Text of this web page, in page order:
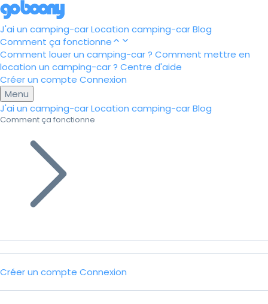
J'ai un camping-carLocation camping-carBlog
Comment ça fonctionne
Comment louer un camping-car ? Comment mettre en
location un camping-car ? Centre d'aide
Créer un compte Connexion
Menu
J'ai un camping-carLocation camping-carBlog
Comment ça fonctionne
Créer un compte Connexion